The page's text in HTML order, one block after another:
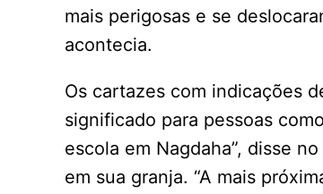
mais perigosas e se
acontecia.
Os cartazes com indicações
significado para pessoas
escola em Nagdaha”, disse
em sua granja. “A mais